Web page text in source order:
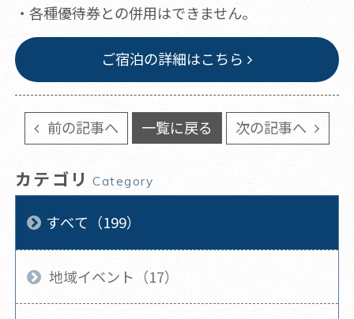
・各種優待券との併用はできません。
ご宿泊の詳細はこちら
前の記事へ 一覧に戻る 次の記事へ
カテゴリ Category
すべて（199）
地域イベント（17）